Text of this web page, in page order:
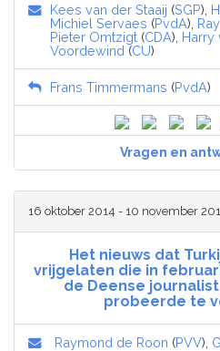
Kees van der Staaij (SGP),
Michiel Servaes (PvdA),
Pieter Omtzigt (CDA), Harry
Voordewind (CU)
Frans Timmermans (PvdA)
Vragen en
16 oktober 2014 - 10 november
Het nieuws dat
vrijgelaten die in
de Deense
probeerde te
Raymond de Roon (PVV),